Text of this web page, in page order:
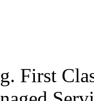
First